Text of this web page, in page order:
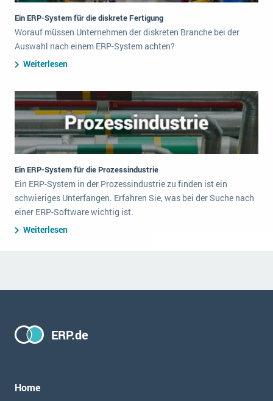
Ein ERP-System für die diskrete Fertigung
Worauf müssen Unternehmen der diskreten Branche bei der
Auswahl nach einem ERP-System achten?
Weiterlesen
Ein ERP-System für die Prozessindustrie
Ein ERP-System in der Prozessindustrie zu finden ist ein
schwieriges Unterfangen. Erfahren Sie, was bei der Suche nach
einer ERP-Software wichtig ist.
Weiterlesen
ERP.de
Home